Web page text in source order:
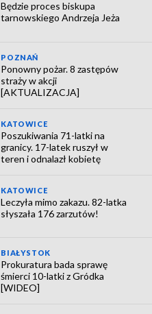
Będzie proces biskupa
tarnowskiego Andrzeja Jeża
POZNAŃ
Ponowny pożar. 8 zastępów
straży w akcji
[AKTUALIZACJA]
KATOWICE
Poszukiwania 71-latki na
granicy. 17-latek ruszył w
teren i odnalazł kobietę
KATOWICE
Leczyła mimo zakazu. 82-latka
słyszała 176 zarzutów!
BIAŁYSTOK
Prokuratura bada sprawę
śmierci 10-latki z Gródka
[WIDEO]